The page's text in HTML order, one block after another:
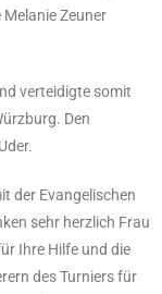
Zeuner
verteidigte somit
Den
der Evangelischen
sehr herzlich Frau
Ihre Hilfe und die
des Turniers für